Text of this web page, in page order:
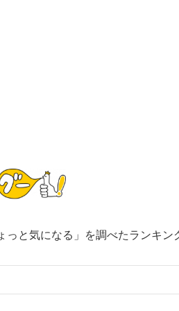
っと気になる」を調べたランキン